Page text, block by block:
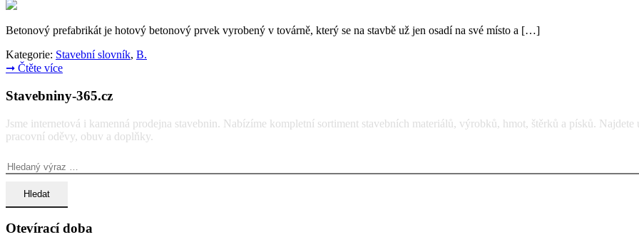
Betonový prefabrikát je hotový betonový prvek vyrobený v továrně, který se na stavbě už jen osadí na své místo a […]
Kategorie: Stavební slovník, B.
➞ Čtěte více
Stavebniny-365.cz
Jsme internetová i kamenná prodejna stavebnin. Nabízíme kompletní sortiment stavebních materiálů, výrobků, hmot, štěrků a písků.
pracovní oděvy, obuv a doplňky.
Otevírací doba